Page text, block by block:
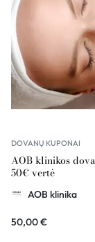
DOVANŲ KUPONAI
AOB klinikos
50€ vertė
AOB klinika
50,00€